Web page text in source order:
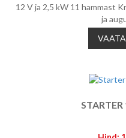
12 V ja 2,5 kW 11 hammast
ja